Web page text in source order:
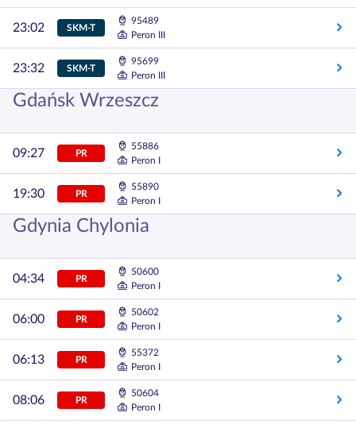
23:02 SKM-T
95489
Peron III
23:32 SKM-T
95699
Peron III
Gdańsk Wrzeszcz
09:27 PR
55886
Peron I
19:30 PR
55890
Peron I
Gdynia Chylonia
04:34 PR
50600
Peron I
06:00 PR
50602
Peron I
06:13 PR
55372
Peron I
08:06 PR
50604
Peron I